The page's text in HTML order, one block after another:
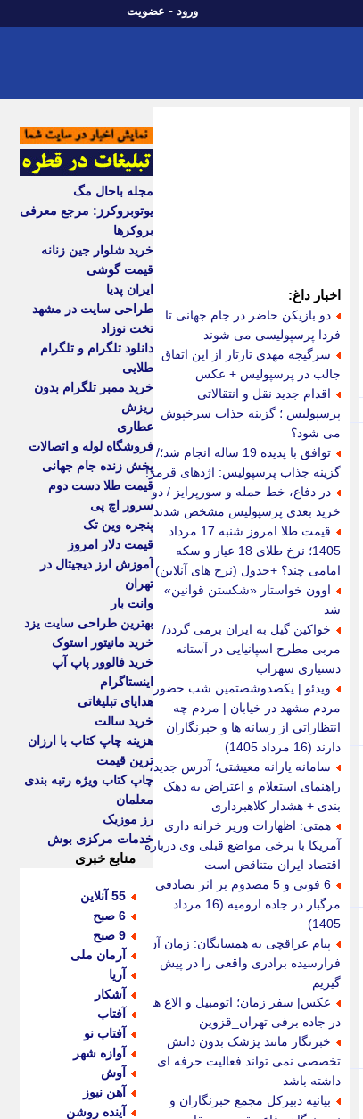
ورود - عضویت
اخبار داغ:
دو بازیکن حاضر در جام جهانی تا
فردا پرسپولیسی می شوند
سرگیجه مهدی تارتار از این اتفاق
جالب در پرسپولیس + عکس
اقدام جدید نقل و انتقالاتی
پرسپولیس ؛ گزینه جذاب سرخپوش
می شود؟
توافق با پدیده 19 ساله انجام شد؛/
گزینه جذاب پرسپولیس: اژدهای قرمز!
در دفاع، خط حمله و سورپرایز / دو
خرید بعدی پرسپولیس مشخص شدند
قیمت طلا امروز شنبه 17 مرداد
1405؛ نرخ طلای 18 عیار و سکه
امامی چند؟ +جدول (نرخ های آنلاین)
اوون خواستار «شکستن قوانین»
شد
خواکین گیل به ایران برمی گردد/
مربی مطرح اسپانیایی در آستانه
دستیاری سهراب
ویدئو | یکصدوشصتمین شب حضور
مردم مشهد در خیابان | مردم چه
انتظاراتی از رسانه ها و خبرنگاران
دارند (16 مرداد 1405)
سامانه یارانه معیشتی؛ آدرس جدید،
راهنمای استعلام و اعتراض به دهک
بندی + هشدار کلاهبرداری
همتی: اظهارات وزیر خزانه داری
آمریکا با برخی مواضع قبلی وی درباره
اقتصاد ایران متناقض است
6 فوتی و 5 مصدوم بر اثر تصادفی
مرگبار در جاده ارومیه (16 مرداد
1405)
پیام عراقچی به همسایگان: زمان آن
فرارسیده برادری واقعی را در پیش
گیریم
عکس| سفر زمان؛ اتومبیل و الاغ ها
در جاده برفی تهران_قزوین
خبرنگار مانند پزشک بدون دانش
تخصصی نمی تواند فعالیت حرفه ای
داشته باشد
بیانیه دبیرکل مجمع خبرنگاران و
مجله باحال مگ
یوتوبروکرز: مرجع معرفی
بروکرها
خرید شلوار جین زنانه
قیمت گوشی
ایران پدیا
طراحی سایت در مشهد
تخت نوزاد
دانلود تلگرام و تلگرام
طلایی
خرید ممبر تلگرام بدون
ریزش
عطاری
فروشگاه لوله و اتصالات
پخش زنده جام جهانی
قیمت طلا دست دوم
سرور اچ پی
پنجره وین تک
قیمت دلار امروز
آموزش ارز دیجیتال در
تهران
وانت بار
بهترین طراحی سایت یزد
خرید مانیتور استوک
خرید فالوور پاپ آپ
اینستاگرام
هدایای تبلیغاتی
خرید سالت
هزینه چاپ کتاب با ارزان
ترین قیمت
چاپ کتاب ویژه رتبه بندی
معلمان
رز موزیک
خدمات مرکزی بوش
منابع خبری
55 آنلاین
6 صبح
9 صبح
آرمان ملی
آریا
آشکار
آفتاب
آفتاب نو
آوازه شهر
آوش
آهن نیوز
آینده روشن